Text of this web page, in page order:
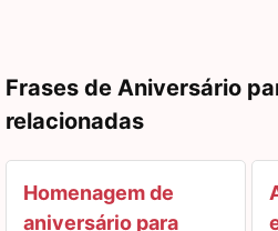
Frases de Aniversário
relacionadas
Homenagem de
aniversário para